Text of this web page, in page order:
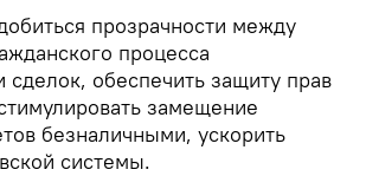
прозрачности между
процесса
сделок, обеспечить защиту прав
замещение
безналичными, ускорить
системы.